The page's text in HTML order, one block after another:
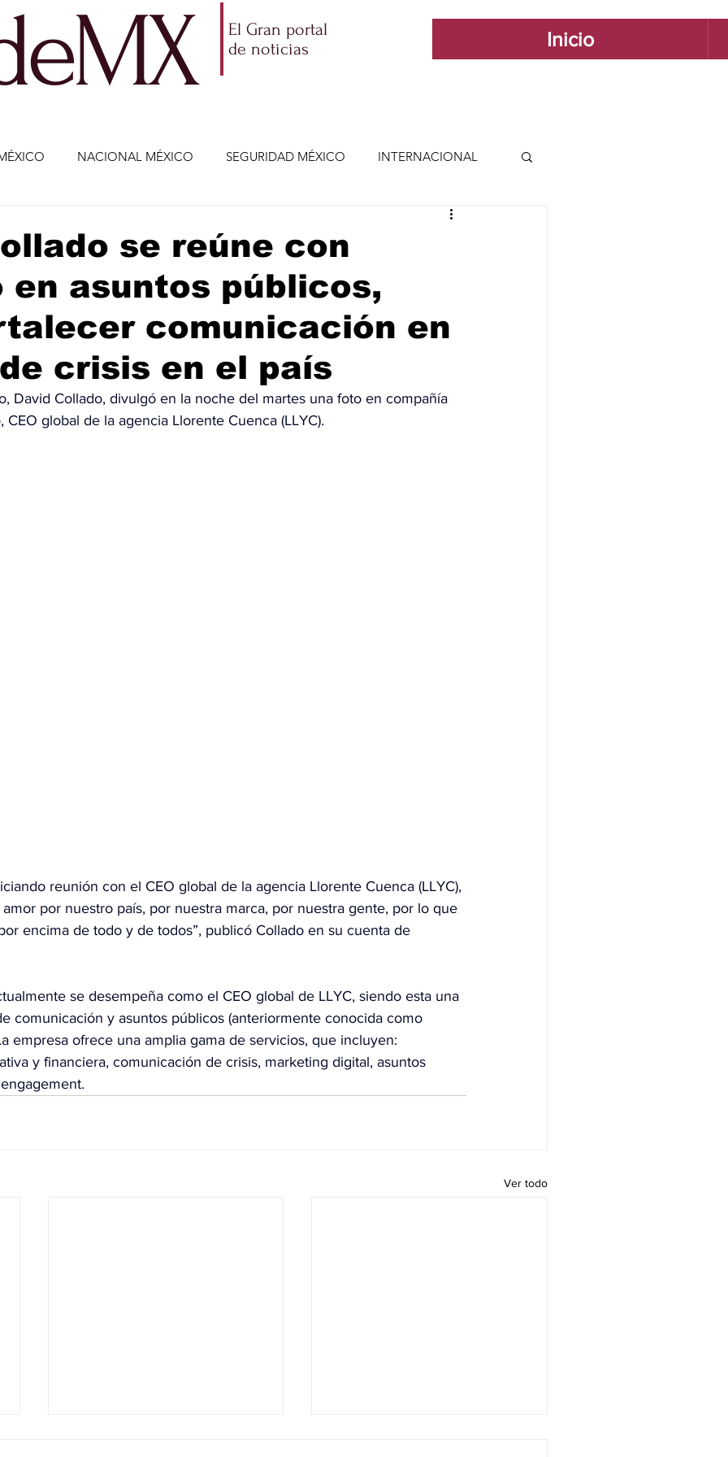
El Gran portal
de noticias
Inicio
NACIONAL MÉXICO SEGURIDAD MÉXICO INTERNACIONAL
ECONOMÍA INTERNACIONAL
CIENCIA Y TECNOLOGÍA ENTRETENIMIENTO VIDA Y ESTILO
JALISCO-GUADALAJARA
POLÍTICA COAHUILA23-MANOLO JIMÉNEZ SALINAS
se reúne con
en asuntos públicos,
comunicación en
crisis en el país
David Collado, divulgó en la noche del martes una foto en compañía
global de la agencia Llorente Cuenca (LLYC).
reunión con el CEO global de la agencia Llorente Cuenca (LLYC),
por nuestro país, por nuestra marca, por nuestra gente, por lo que
encima de todo y de todos”, publicó Collado en su cuenta de
se desempeña como el CEO global de LLYC, siendo esta una
comunicación y asuntos públicos (anteriormente conocida como
empresa ofrece una amplia gama de servicios, que incluyen:
y financiera, comunicación de crisis, marketing digital, asuntos
Ver todo